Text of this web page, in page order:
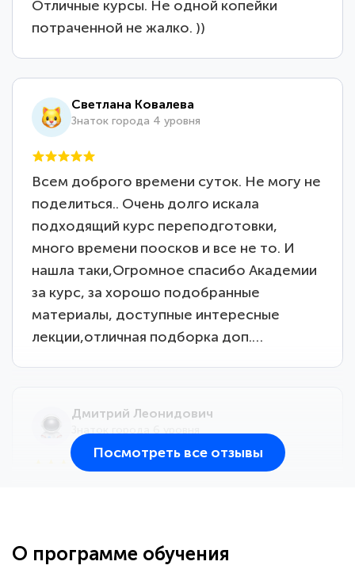
Отличные курсы. Не одной копейки
потраченной не жалко. ))
Светлана Ковалева
Знаток города 4 уровня
Всем доброго времени суток. Не могу не
поделиться.. Очень долго искала
подходящий курс переподготовки,
много времени поосков и все не то. И
нашла таки,Огромное спасибо Академии
за курс, за хорошо подобранные
материалы, доступные интересные
лекции,отличная подборка доп.…
Дмитрий Леонидович
большое количество методических
Посмотреть все отзывы
О программе обучения